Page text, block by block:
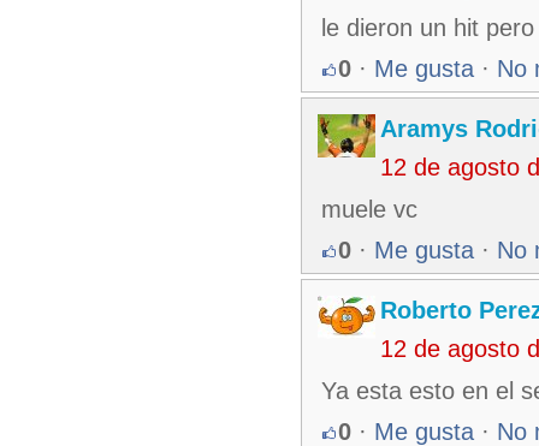
le dieron un hit
0 · Me gusta · No
Aramys
12 de agosto
muele vc
0 · Me gusta · No
Roberto
12 de agosto
Ya esta esto en el
0 · Me gusta · No